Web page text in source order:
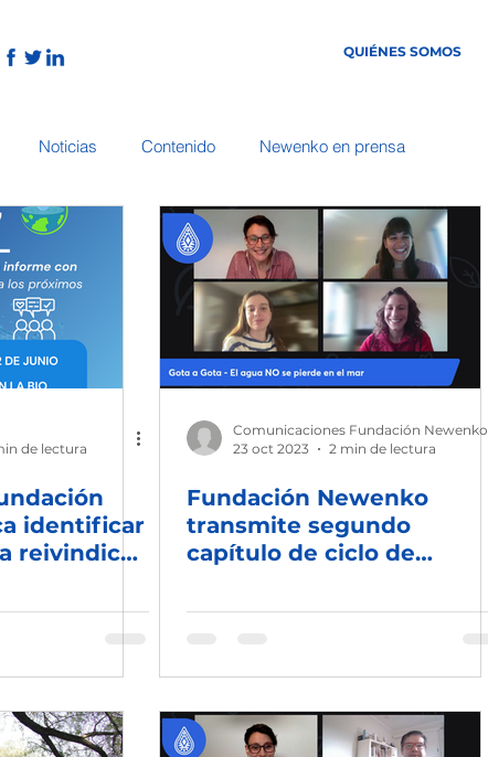
QUIÉNES SOMOS
Noticias Contenido Newenko en prensa
de lectura
identificar
reivindicar
de
Comunicaciones Fundación Newenko
23 oct 2023
2 min de lectura
Fundación Newenko
transmite segundo
capítulo de ciclo de
ríos en Chile